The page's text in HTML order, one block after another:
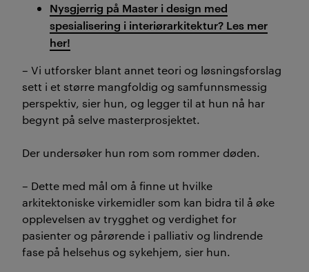
Nysgjerrig på Master i design med
spesialisering i interiørarkitektur? Les mer
her!
– Vi utforsker blant annet teori og løsningsforslag
sett i et større mangfoldig og samfunnsmessig
perspektiv, sier hun, og legger til at hun nå har
begynt på selve masterprosjektet.
Der undersøker hun rom som rommer døden.
– Dette med mål om å finne ut hvilke
arkitektoniske virkemidler som kan bidra til å øke
opplevelsen av trygghet og verdighet for
pasienter og pårørende i palliativ og lindrende
fase på helsehus og sykehjem, sier hun.